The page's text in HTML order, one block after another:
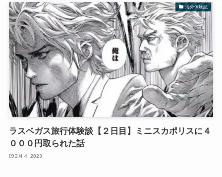
海外体験記
ラスベガス旅行体験談【２日目】ミニスカポリスに４
０００円取られた話
2月 4, 2023